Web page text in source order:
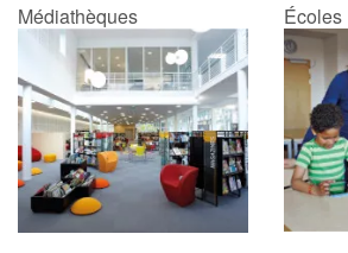
Médiathèques Écoles